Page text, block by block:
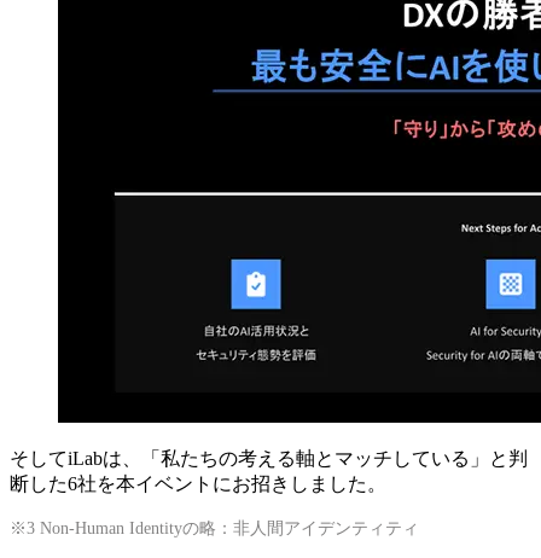
そしてiLabは、「私たちの考える軸とマッチしている」と判
断した6社を本イベントにお招きしました。
※3 Non-Human Identityの略：非人間アイデンティティ